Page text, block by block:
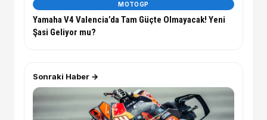
MOTOGP
Yamaha V4 Valencia’da Tam Güçte Olmayacak! Yeni
Şasi Geliyor mu?
Sonraki Haber →